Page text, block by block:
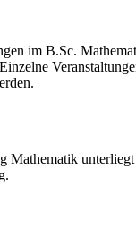
im B.Sc.
Mathematik